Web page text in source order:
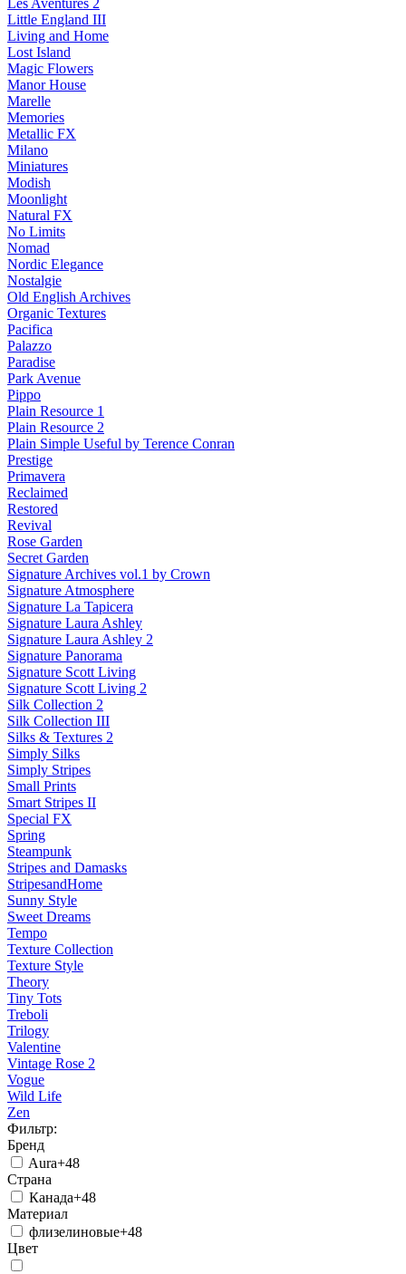
Les Aventures 2
Little England III
Living and Home
Lost Island
Magic Flowers
Manor House
Marelle
Memories
Metallic FX
Milano
Miniatures
Modish
Moonlight
Natural FX
No Limits
Nomad
Nordic Elegance
Nostalgie
Old English Archives
Organic Textures
Pacifica
Palazzo
Paradise
Park Avenue
Pippo
Plain Resource 1
Plain Resource 2
Plain Simple Useful by Terence Conran
Prestige
Primavera
Reclaimed
Restored
Revival
Rose Garden
Secret Garden
Signature Archives vol.1 by Crown
Signature Atmosphere
Signature La Tapicera
Signature Laura Ashley
Signature Laura Ashley 2
Signature Panorama
Signature Scott Living
Signature Scott Living 2
Silk Collection 2
Silk Collection III
Silks & Textures 2
Simply Silks
Simply Stripes
Small Prints
Smart Stripes II
Special FX
Spring
Steampunk
Stripes and Damasks
StripesandHome
Sunny Style
Sweet Dreams
Tempo
Texture Collection
Texture Style
Theory
Tiny Tots
Treboli
Trilogy
Valentine
Vintage Rose 2
Vogue
Wild Life
Zen
Фильтр:
Бренд
Aura+48
Страна
Канада+48
Материал
флизелиновые+48
Цвет